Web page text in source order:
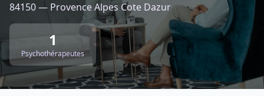
84150 — Provence Alpes Cote Dazur
1
Psychothérapeutes